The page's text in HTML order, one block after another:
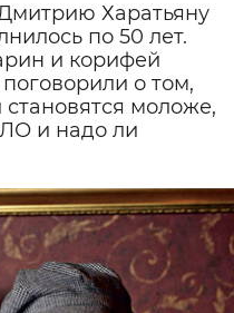
Харатьяну
по 50 лет.
и корифей
о том,
моложе,
и надо ли